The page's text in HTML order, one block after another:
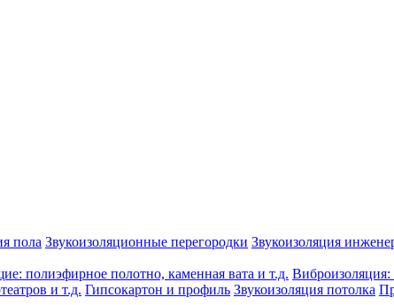
пола Звукоизоляционные перегородки Звукоизоляция
полиэфирное полотно, каменная вата и т.д.
и т.д. Гипсокартон и профиль Звукоизоляция потолка